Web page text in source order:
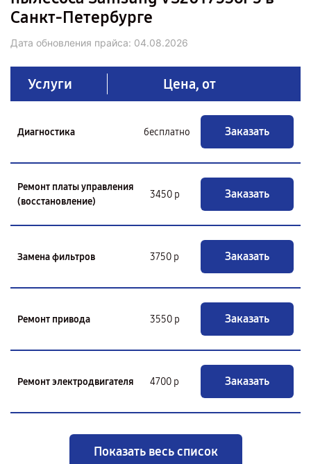
Санкт-Петербурге
Дата обновления прайса: 04.08.2026
Услуги Цена, от
Диагностика бесплатно Заказать
Ремонт платы управления
(восстановление)
3450 р Заказать
Замена фильтров 3750 р Заказать
Ремонт привода 3550 р Заказать
Ремонт электродвигателя 4700 р Заказать
Показать весь список